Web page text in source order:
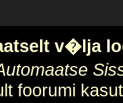
v�lja
foorumi